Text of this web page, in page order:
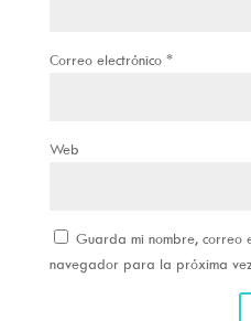
Correo electrónico *
Web
Guarda mi nombre, correo
navegador para la próxima vez